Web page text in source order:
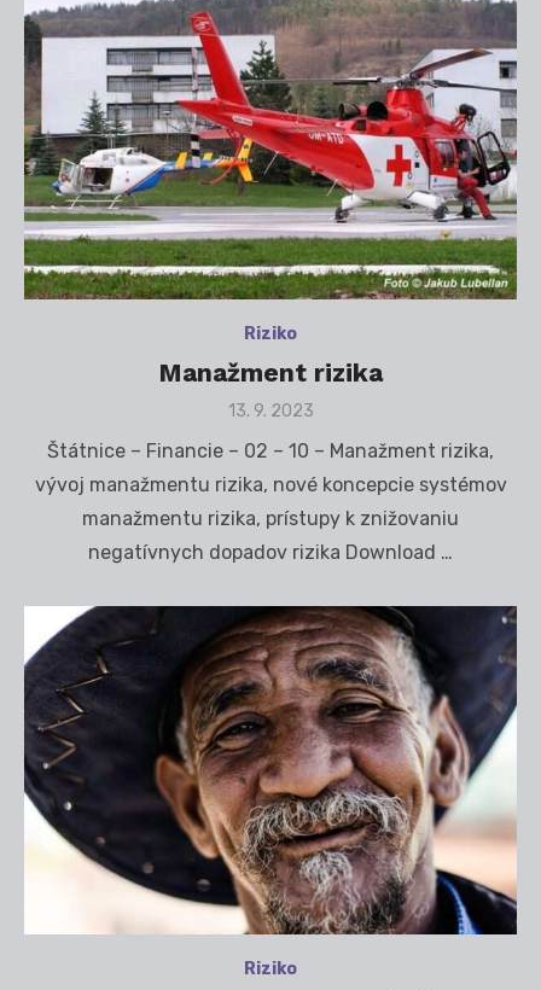
Riziko
Manažment rizika
Posted
13. 9. 2023
Štátnice – Financie – 02 – 10 – Manažment rizika,
vývoj manažmentu rizika, nové koncepcie systémov
manažmentu rizika, prístupy k znižovaniu
negatívnych dopadov rizika Download …
Riziko